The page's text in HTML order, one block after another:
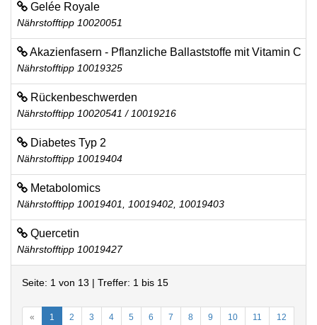
Gelée Royale
Nährstofftipp 10020051
Akazienfasern - Pflanzliche Ballaststoffe mit Vitamin C
Nährstofftipp 10019325
Rückenbeschwerden
Nährstofftipp 10020541 / 10019216
Diabetes Typ 2
Nährstofftipp 10019404
Metabolomics
Nährstofftipp 10019401, 10019402, 10019403
Quercetin
Nährstofftipp 10019427
Seite: 1 von 13 | Treffer: 1 bis 15
« 1 2 3 4 5 6 7 8 9 10 11 12